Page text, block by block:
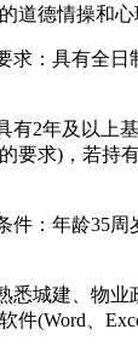
道德情操和
：具有全日
2年及以上基
要求)，若持
：年龄35周
城建、物业
件(Word、